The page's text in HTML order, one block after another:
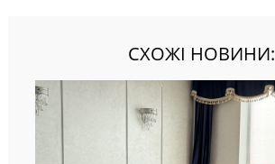
СХОЖІ НОВИНИ: